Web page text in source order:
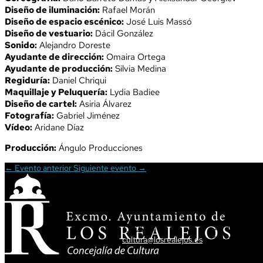
Diseño de iluminación: Rafael Morán
Diseño de espacio escénico: José Luis Massó
Diseño de vestuario: Dácil González
Sonido: Alejandro Doreste
Ayudante de dirección: Omaira Ortega
Ayudante de producción: Silvia Medina
Regiduría: Daniel Chriqui
Maquillaje y Peluquería: Lydia Badiee
Diseño de cartel: Asiria Álvarez
Fotografía: Gabriel Jiménez
Vídeo: Aridane Díaz
Producción: Ángulo Producciones
← Evento anteriorSiguiente evento →
T. 922 34 62 34
cultura@losrealejos.es
Av. Tres de
38410 Los